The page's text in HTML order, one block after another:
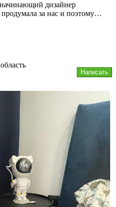
дизайнер
за нас и поэтому
Написать